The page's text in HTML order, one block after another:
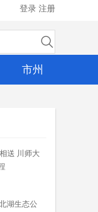
登录 注册
市州
送 川师大
湖生态公